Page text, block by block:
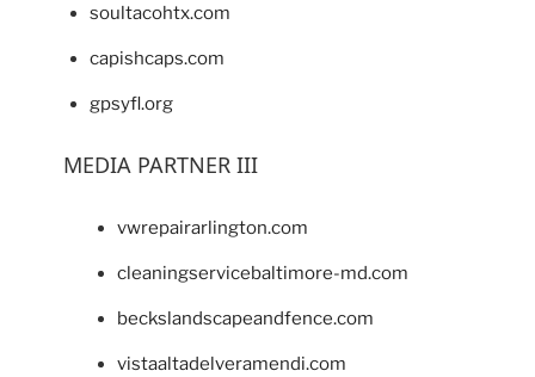
soultacohtx.com
capishcaps.com
gpsyfl.org
MEDIA PARTNER III
vwrepairarlington.com
cleaningservicebaltimore-md.com
beckslandscapeandfence.com
vistaaltadelveramendi.com